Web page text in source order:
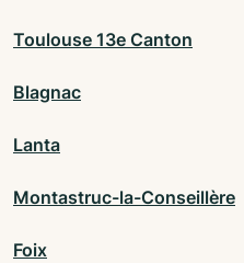
Toulouse 13e Canton
Blagnac
Lanta
Montastruc-la-Conseillère
Foix